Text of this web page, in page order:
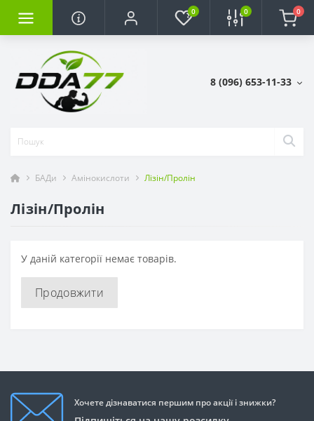
0 0 0
8 (096) 653-11-33
БАДи Амінокислоти Лізін/Пролін
Лізін/Пролін
У даній категорії немає товарів.
Продовжити
Хочете дізнаватися першим про акції і знижки?